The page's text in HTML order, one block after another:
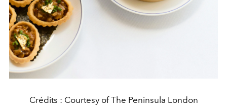
Crédits : Courtesy of The Peninsula London